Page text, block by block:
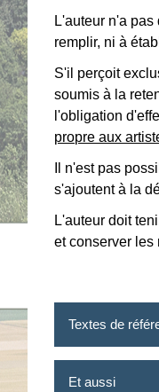
L'auteur n'a
remplir, ni à
S'il perçoit
soumis à la
l'obligation
propre aux
Il n'est pas
s'ajoutent à la
L'auteur doit
et conserver les
Textes de
Et aussi